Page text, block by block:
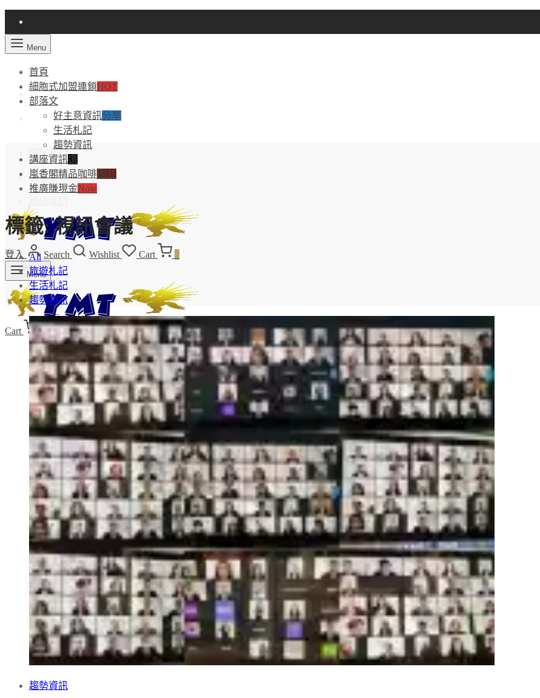
關於我們
願望清單
聯盟夥伴–後台/註冊
Language
中文 (台灣)
English
Menu
首頁
細胞式加盟連鎖HOT
部落文
好主意資訊分享
生活札記
趨勢資訊
講座資訊讚
嵐香閣精品咖啡 回甘
推廣賺現金Now
登入 Search Wishlist Cart
Menu
Cart 0
標籤:視訊會議
All
旅遊札記
生活札記
趨勢資訊
趨勢資訊